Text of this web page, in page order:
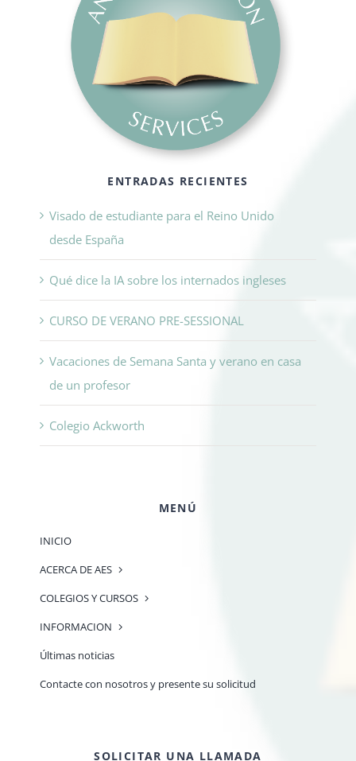
ENTRADAS RECIENTES
Visado de estudiante para el Reino Unido
desde España
Qué dice la IA sobre los internados ingleses
CURSO DE VERANO PRE-SESSIONAL
Vacaciones de Semana Santa y verano en casa
de un profesor
Colegio Ackworth
MENÚ
INICIO
ACERCA DE AES
COLEGIOS Y CURSOS
INFORMACION
Últimas noticias
Contacte con nosotros y presente su solicitud
SOLICITAR UNA LLAMADA